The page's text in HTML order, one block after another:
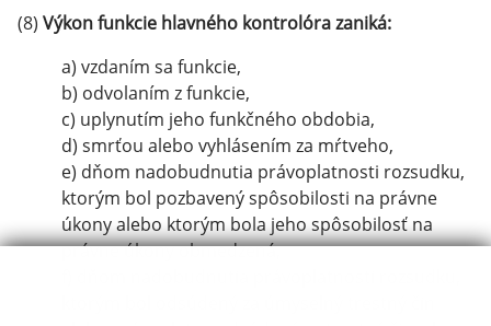
(8) Výkon funkcie hlavného kontrolóra zaniká:
a) vzdaním sa funkcie,
b) odvolaním z funkcie,
c) uplynutím jeho funkčného obdobia,
d) smrťou alebo vyhlásením za mŕtveho,
e) dňom nadobudnutia právoplatnosti rozsudku,
ktorým bol pozbavený spôsobilosti na právne
úkony alebo ktorým bola jeho spôsobilosť na
právne úkony obmedzená,